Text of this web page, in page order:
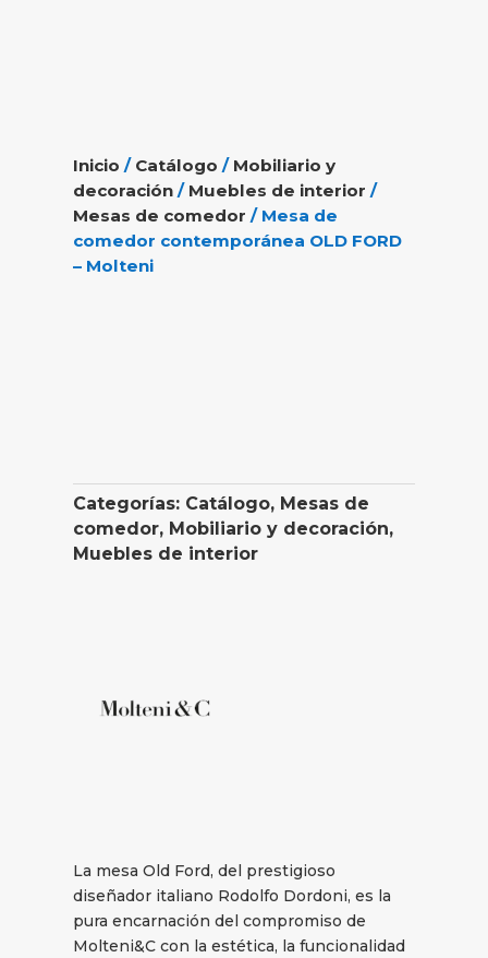
Inicio / Catálogo / Mobiliario y
decoración / Muebles de interior /
Mesas de comedor / Mesa de
comedor contemporánea OLD FORD
– Molteni
Categorías: Catálogo, Mesas de
comedor, Mobiliario y decoración,
Muebles de interior
La mesa Old Ford, del prestigioso
diseñador italiano Rodolfo Dordoni, es la
pura encarnación del compromiso de
Molteni&C con la estética, la funcionalidad